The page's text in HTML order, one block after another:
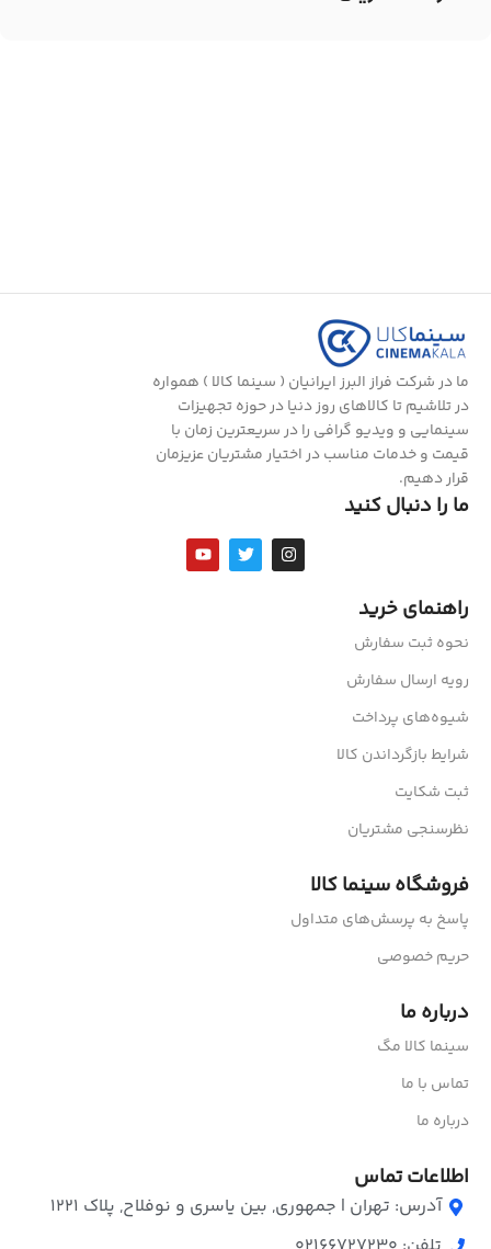
ما در شرکت فراز البرز ایرانیان ( سینما کالا ) همواره
در تلاشیم تا کالاهای روز دنیا در حوزه تجهیزات
سینمایی و ویدیو گرافی را در سریعترین زمان با
قیمت و خدمات مناسب در اختیار مشتریان عزیزمان
قرار دهیم.
ما را دنبال کنید
راهنمای خرید
نحوه ثبت سفارش
رویه ارسال سفارش
شیوه‌های پرداخت
شرایط بازگرداندن کالا
ثبت شکایت
نظرسنجی مشتریان
فروشگاه سینما کالا
پاسخ به پرسش‌های متداول
حریم خصوصی
درباره ما
سینما کالا مگ
تماس با ما
درباره ما
اطلاعات تماس
آدرس: تهران | جمهوری, بین یاسری و نوفلاح, پلاک ۱۲۲۱